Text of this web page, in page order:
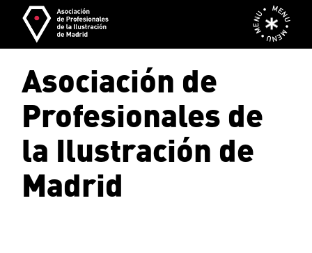
content
MENU • MENU • MENU •
Asociación de
Profesionales de
la Ilustración de
Madrid